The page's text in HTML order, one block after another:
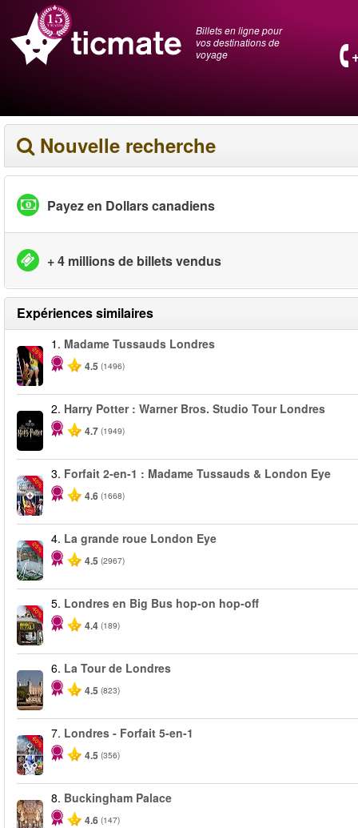
Billets en ligne pour
vos destinations de
voyage
Nouvelle recherche
Payez en Dollars canadiens
+ 4 millions de billets vendus
Expériences similaires
-25%
1. Madame Tussauds Londres
4.5 (1496)
2. Harry Potter : Warner Bros. Studio Tour Londres
4.7 (1949)
-40%
3. Forfait 2-en-1 : Madame Tussauds & London Eye
4.6 (1668)
-25%
4. La grande roue London Eye
4.5 (2967)
-40%
5. Londres en Big Bus hop-on hop-off
4.4 (189)
6. La Tour de Londres
4.5 (823)
-60%
7. Londres - Forfait 5-en-1
4.5 (356)
8. Buckingham Palace
4.6 (147)